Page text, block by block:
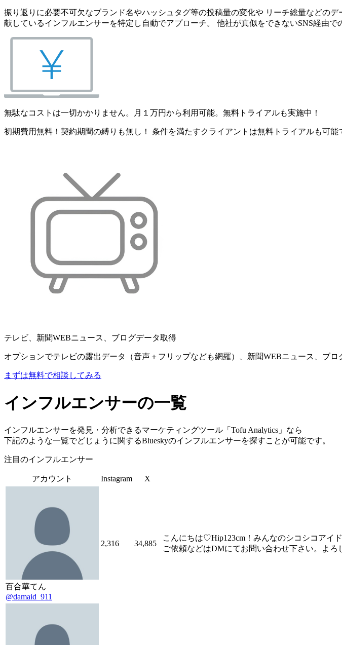
振り返りに必要不可欠なブランド名やハッシュタグ等の投稿量の変化や リーチ総量などの
献しているインフルエンサーを特定し自動でアプローチ。 他社が真似をできないSNS経由で
無駄なコストは一切かかりません。月１万円から利用可能。無料トライアルも実施中！
初期費用無料！契約期間の縛りも無し！ 条件を満たすクライアントは無料トライアルも可
テレビ、新聞WEBニュース、ブログデータ取得
オプションでテレビの露出データ（音声＋フリップなども網羅）、新聞WEBニュース、ブロ
まずは無料で相談してみる
インフルエンサーの一覧
インフルエンサーを発見・分析できるマーケティングツール「Tofu Analytics」なら
下記のような一覧でどじょうに関するBlueskyのインフルエンサーを探すことが可能です。
注目のインフルエンサー
アカウント Instagram X
百合華てん
@damaid_911
2,316 34,885
こんにちは♡Hip123cm！みんなのシコシコアイ
ご依頼などはDMにてお問い合わせ下さい。よろ